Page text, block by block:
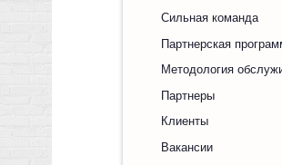
Сильная команда
Партнерская
Методология
Партнеры
Клиенты
Вакансии